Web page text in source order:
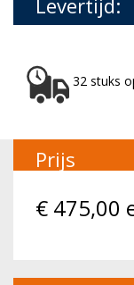
32 stuks
Prijs
€ 475,00